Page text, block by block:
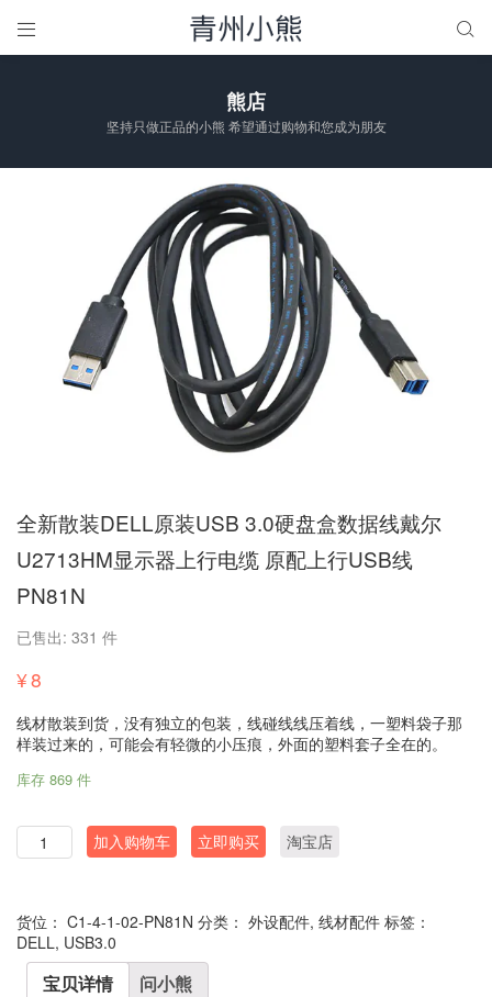
 
熊店
坚持只做正品的小熊 希望通过购物和您成为朋友
全新散装DELL原装USB 3.0硬盘盒数据线戴尔
U2713HM显示器上行电缆 原配上行USB线
PN81N
已售出: 331 件
¥8
线材散装到货，没有独立的包装，线碰线线压着线，一塑料袋子那
样装过来的，可能会有轻微的小压痕，外面的塑料套子全在的。
库存 869 件
数
量
加入购物车 立即购买 淘宝店
货位： C1-4-1-02-PN81N 分类： 外设配件, 线材配件 标签：
DELL, USB3.0
宝贝详情 问小熊